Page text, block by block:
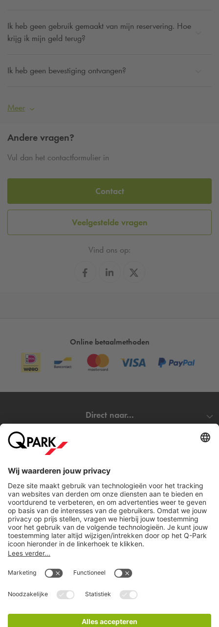
Ik heb geen gebruik gemaakt van mijn reservering. Hoe
krijg ik mijn geld terug?
Ik heb geen bevestiging ontvangen?
Meer
Andere vragen?
Vul dan het contactformulier in
Contact
Veelgestelde vragen
Vind ons op:
Online betaalmethoden
Direct naar...
Copyright
Privacy statement
Juridische informatie
Disclaimer